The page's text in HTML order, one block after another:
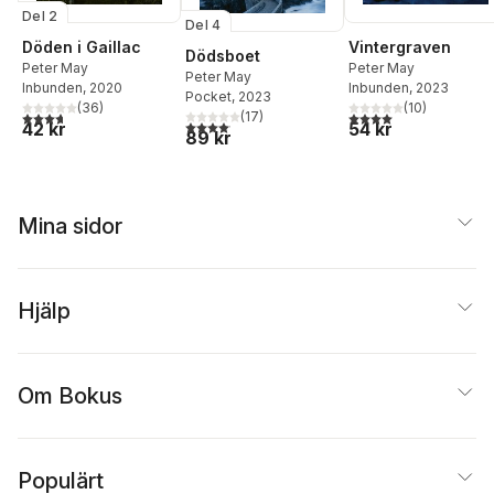
Del 2
Döden i Gaillac
Peter May
Inbunden, 2020
3,7utav 5 stjärnor. Totalt antal röster:
(36)
42 kr
Del 4
Dödsboet
Peter May
Pocket, 2023
4,1utav 5 stjärnor. Totalt antal röster:
(17)
89 kr
Vintergraven
Peter May
Inbunden, 2023
4,0utav 5 stjärnor.
(10)
54 kr
Mina sidor
Hjälp
Om Bokus
Populärt